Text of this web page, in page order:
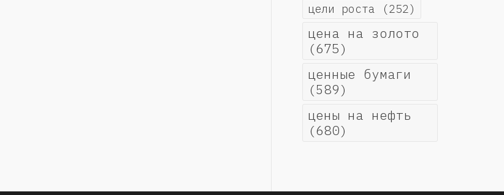
цели роста (252)
цена на золото
(675)
ценные бумаги
(589)
цены на нефть
(680)